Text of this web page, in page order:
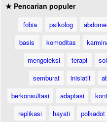
★ Pencarian populer
fobia psikolog
basis
komoditas
mengoleksi
terapi
semburat
inisiatif
berkonsultasi
adaptasi
replikasi
hayati polkadot